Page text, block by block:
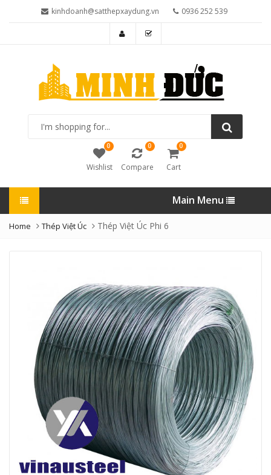
kinhdoanh@satthepxaydung.vn 0936 252 539
shopping
0
Wishlist
0
Compare
0
Cart
Main Menu
Home Thép Việt Úc Thép Việt Úc Phi 6